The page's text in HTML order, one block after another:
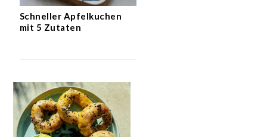
Schneller Apfelkuchen
mit 5 Zutaten